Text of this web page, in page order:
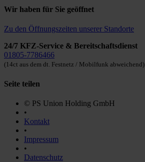
Wir haben für Sie geöffnet
Zu den Öffnungszeiten unserer Standorte
24/7 KFZ-Service & Bereitschaftsdienst
01805-7786466
(14ct aus dem dt. Festnetz / Mobilfunk abweichend)
Seite teilen
© PS Union Holding GmbH
•
Kontakt
•
Impressum
•
Datenschutz